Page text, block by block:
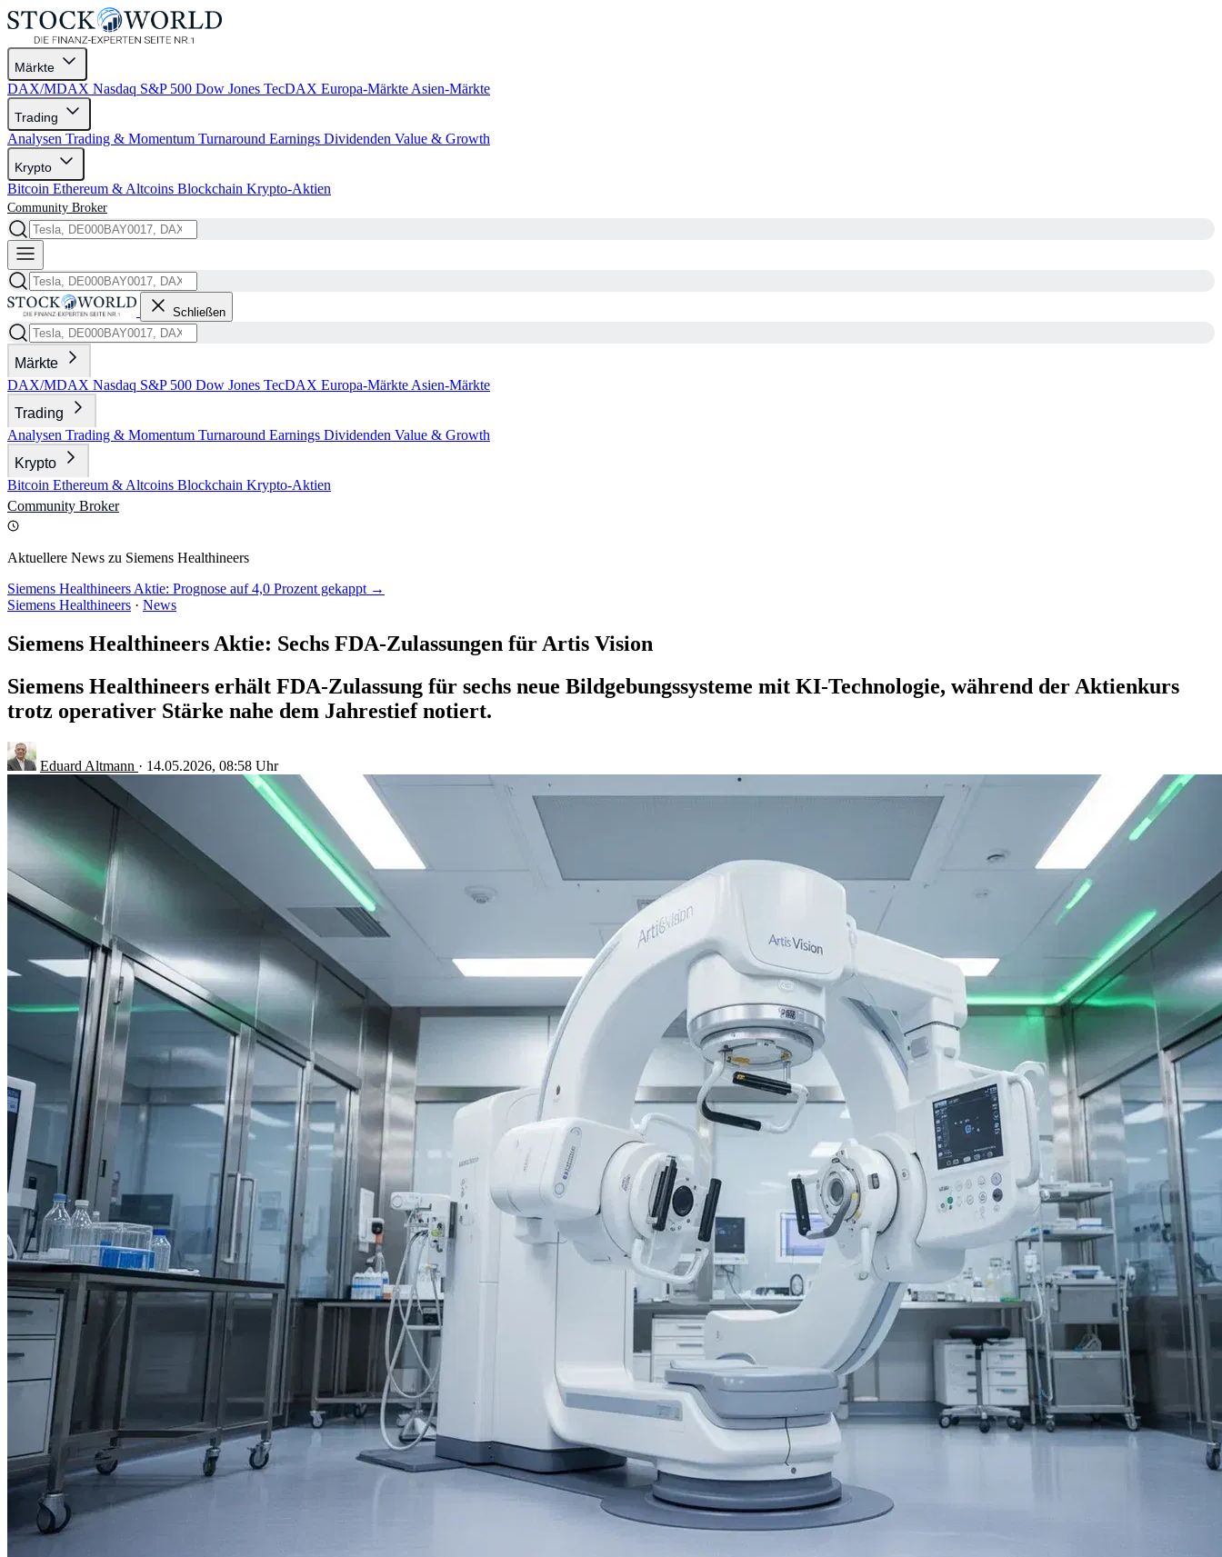
Märkte
DAX/MDAX Nasdaq S&P 500 Dow Jones TecDAX Europa-Märkte Asien-Märkte
Trading
Analysen Trading & Momentum Turnaround Earnings Dividenden Value & Growth
Krypto
Bitcoin Ethereum & Altcoins Blockchain Krypto-Aktien
Community Broker
Schließen
Märkte
DAX/MDAX Nasdaq S&P 500 Dow Jones TecDAX Europa-Märkte Asien-Märkte
Trading
Analysen Trading & Momentum Turnaround Earnings Dividenden Value & Growth
Krypto
Bitcoin Ethereum & Altcoins Blockchain Krypto-Aktien
Community Broker
Aktuellere News zu Siemens Healthineers
Siemens Healthineers Aktie: Prognose auf 4,0 Prozent gekappt →
Siemens Healthineers · News
Siemens Healthineers Aktie: Sechs FDA-Zulassungen für Artis Vision
Siemens Healthineers erhält FDA-Zulassung für sechs neue Bildgebungssysteme mit KI-Technologie, während der Aktienkurs
trotz operativer Stärke nahe dem Jahrestief notiert.
Eduard Altmann · 14.05.2026, 08:58 Uhr